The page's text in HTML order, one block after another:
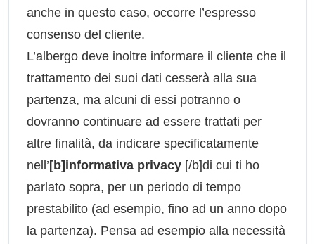
anche in questo caso, occorre l’espresso
consenso del cliente.
L’albergo deve inoltre informare il cliente che il
trattamento dei suoi dati cesserà alla sua
partenza, ma alcuni di essi potranno o
dovranno continuare ad essere trattati per
altre finalità, da indicare specificatamente
nell’[b]informativa privacy [/b]di cui ti ho
parlato sopra, per un periodo di tempo
prestabilito (ad esempio, fino ad un anno dopo
la partenza). Pensa ad esempio alla necessità